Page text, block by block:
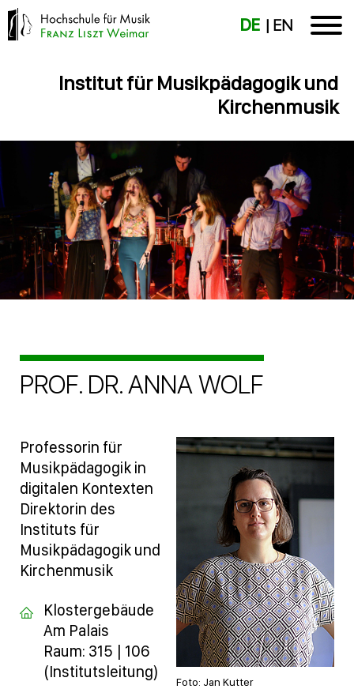
DE EN
Institut für Musikpädagogik und
Kirchenmusik
PROF. DR. ANNA WOLF
Foto: Jan Kutter
Professorin für
Musikpädagogik in
digitalen Kontexten
Direktorin des
Instituts für
Musikpädagogik und
Kirchenmusik
Klostergebäude
Am Palais
Raum: 315 | 106
(Institutsleitung)